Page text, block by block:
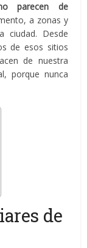
parecen de
a zonas y
ciudad. Desde
de esos sitios
de nuestra
porque nunca
de